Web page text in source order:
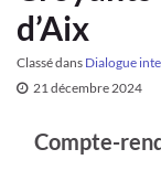
d’Aix
Classé dans Dialogue
21 décembre 2024
Compte-